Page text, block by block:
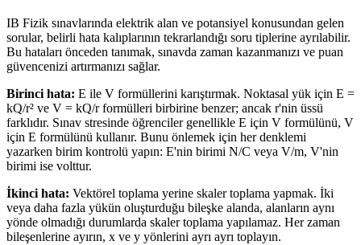
IB Fizik sınavlarında elektrik alan ve potansiyel konusundan gelen
sorular, belirli hata kalıplarının tekrarlandığı soru tiplerine ayrılabilir.
Bu hataları önceden tanımak, sınavda zaman kazanmanızı ve puan
güvencenizi artırmanızı sağlar.
Birinci hata: E ile V formüllerini karıştırmak. Noktasal yük için E =
kQ/r² ve V = kQ/r formülleri birbirine benzer; ancak r'nin üssü
farklıdır. Sınav stresinde öğrenciler genellikle E için V formülünü, V
için E formülünü kullanır. Bunu önlemek için her denklemi
yazarken birim kontrolü yapın: E'nin birimi N/C veya V/m, V'nin
birimi ise volttur.
İkinci hata: Vektörel toplama yerine skaler toplama yapmak. İki
veya daha fazla yükün oluşturduğu bileşke alanda, alanların aynı
yönde olmadığı durumlarda skaler toplama yapılamaz. Her zaman
bileşenlerine ayırın, x ve y yönlerini ayrı ayrı toplayın.